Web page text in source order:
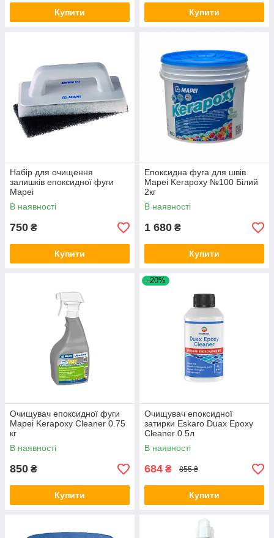
Купити Купити
Набір для очищення
залишків епоксидної фуги
Mapei
В наявності
750 ₴
Купити
Епоксидна фуга для швів
Mapei Kerapoxy №100 Білий
2кг
В наявності
1 680 ₴
Купити
Очищувач епоксидної фуги
Mapei Kerapoxy Cleaner 0.75
кг
В наявності
850 ₴
Купити
–20%
Очищувач епоксидної
затирки Eskaro Duax Epoxy
Cleaner 0.5л
В наявності
684 ₴ 855 ₴
Купити